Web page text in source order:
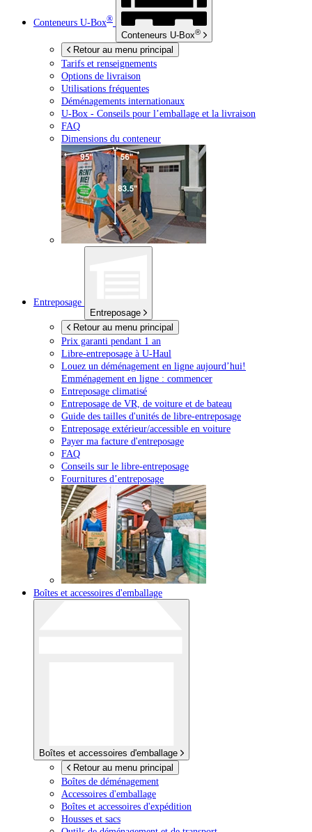
Conteneurs U-Box®
Conteneurs U-Box®
Retour au menu principal
Tarifs et renseignements
Options de livraison
Utilisations fréquentes
Déménagements internationaux
U-Box - Conseils pour l’emballage et la livraison
FAQ
Dimensions du conteneur
Entreposage
Entreposage
Retour au menu principal
Prix garanti pendant 1 an
Libre-entreposage à U-Haul
Louez un déménagement en ligne aujourd’hui!
Emménagement en ligne : commencer
Entreposage climatisé
Entreposage de VR, de voiture et de bateau
Guide des tailles d'unités de libre-entreposage
Entreposage extérieur/accessible en voiture
Payer ma facture d'entreposage
FAQ
Conseils sur le libre-entreposage
Fournitures d’entreposage
Boîtes et accessoires d'emballage
Boîtes et accessoires d'emballage
Retour au menu principal
Boîtes de déménagement
Accessoires d'emballage
Boîtes et accessoires d'expédition
Housses et sacs